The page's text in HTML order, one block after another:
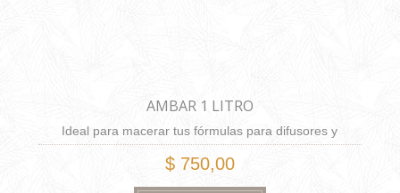
AMBAR 1 LITRO
Ideal para macerar tus fórmulas para difusores y
brumas.
$ 750,00